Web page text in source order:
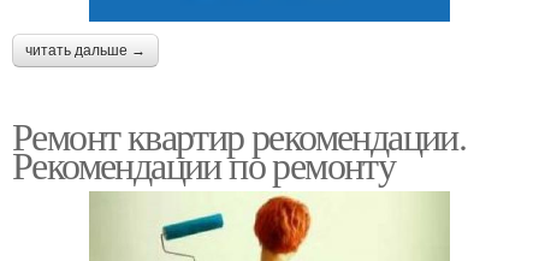
читать дальше →
Ремонт квартир рекомендации.
Рекомендации по ремонту